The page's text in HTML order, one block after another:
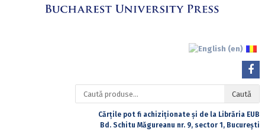
Caută
după:
Caută
Cărțile pot fi achiziționate și de la Librăria EUB
Bd. Schitu Măgureanu nr. 9, sector 1, București